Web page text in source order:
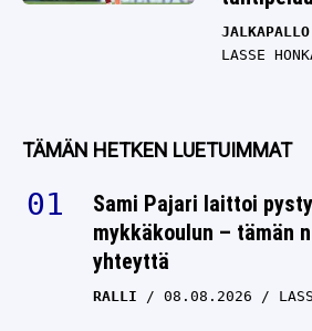
JALKAPALLO
LASSE
TÄMÄN HETKEN LUETUIMMAT
Sami Pajari laittoi
mykkäkoulun – tämän
yhteyttä
RALLI 08.08.2026